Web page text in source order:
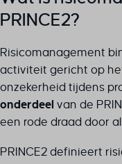
PRINCE2?
Risicomanagement
activiteit gericht op
onzekerheid tijdens
onderdeel van de
een rode draad door
PRINCE2 definieert